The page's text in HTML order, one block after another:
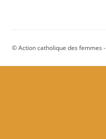
© Action catholique des femmes -